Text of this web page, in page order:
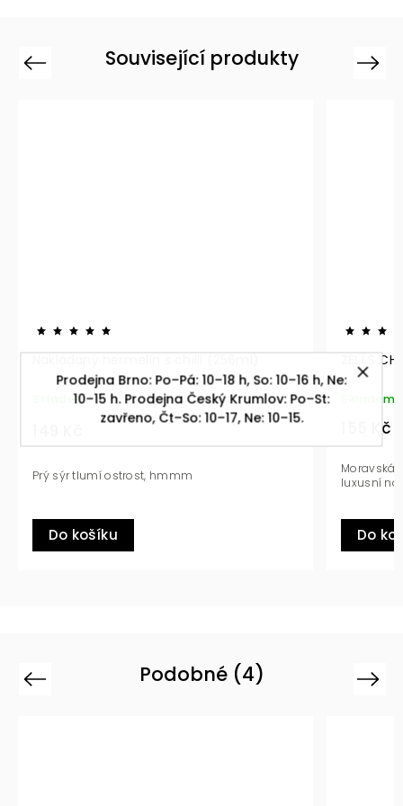
Prodejna Brno: Po–Pá: 10–18 h, So: 10–16 h, Ne:
10–15 h. Prodejna Český Krumlov: Po–St:
zavřeno, Čt–So: 10–17, Ne: 10–15.
Související produkty
Previous
ZELÍ S CHILLI SRILANUS (900ml)
Skladem
155 Kč
Do košíku
Moravská hlávka, křupavá chilli paprička,
luxusní nálev.
Next
Podobné (4)
Previous Next